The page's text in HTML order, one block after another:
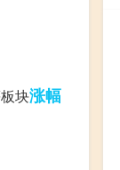
块涨幅